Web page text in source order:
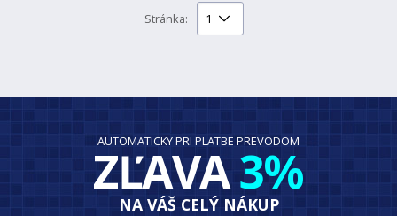
Stránka:
AUTOMATICKY PRI PLATBE PREVODOM
ZĽAVA3%
NA VÁŠ CELÝ NÁKUP